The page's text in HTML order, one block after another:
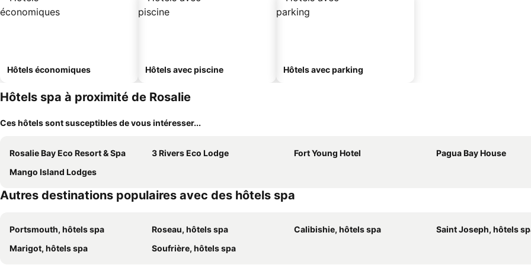
Hôtels économiques Hôtels avec piscine Hôtels avec parking
Hôtels spa à proximité de Rosalie
Ces hôtels sont susceptibles de vous intéresser...
Rosalie Bay Eco Resort & Spa 3 Rivers Eco Lodge Fort Young Hotel
Pagua Bay House
Mango Island Lodges
Autres destinations populaires avec des hôtels spa
Portsmouth, hôtels spa Roseau, hôtels spa Calibishie, hôtels spa
Saint Joseph, hôtels
Marigot, hôtels spa
Soufrière, hôtels spa